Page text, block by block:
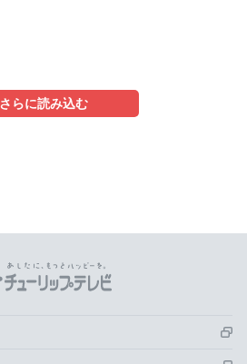
さらに読み込む